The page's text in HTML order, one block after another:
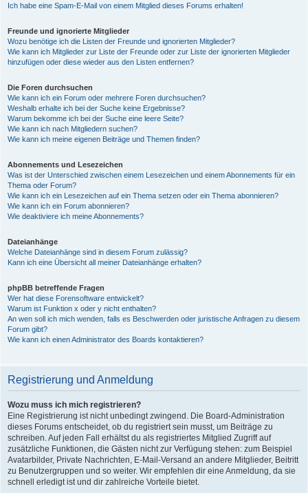
Ich habe eine Spam-E-Mail von einem Mitglied dieses Forums erhalten!
Freunde und ignorierte Mitglieder
Wozu benötige ich die Listen der Freunde und ignorierten Mitglieder?
Wie kann ich Mitglieder zur Liste der Freunde oder zur Liste der ignorierten Mitglieder
hinzufügen oder diese wieder aus den Listen entfernen?
Die Foren durchsuchen
Wie kann ich ein Forum oder mehrere Foren durchsuchen?
Weshalb erhalte ich bei der Suche keine Ergebnisse?
Warum bekomme ich bei der Suche eine leere Seite?
Wie kann ich nach Mitgliedern suchen?
Wie kann ich meine eigenen Beiträge und Themen finden?
Abonnements und Lesezeichen
Was ist der Unterschied zwischen einem Lesezeichen und einem Abonnements für ein
Thema oder Forum?
Wie kann ich ein Lesezeichen auf ein Thema setzen oder ein Thema abonnieren?
Wie kann ich ein Forum abonnieren?
Wie deaktiviere ich meine Abonnements?
Dateianhänge
Welche Dateianhänge sind in diesem Forum zulässig?
Kann ich eine Übersicht all meiner Dateianhänge erhalten?
phpBB betreffende Fragen
Wer hat diese Forensoftware entwickelt?
Warum ist Funktion x oder y nicht enthalten?
An wen soll ich mich wenden, falls es Beschwerden oder juristische Anfragen zu diesem
Forum gibt?
Wie kann ich einen Administrator des Boards kontaktieren?
Registrierung und Anmeldung
Wozu muss ich mich registrieren?
Eine Registrierung ist nicht unbedingt zwingend. Die Board-Administration
dieses Forums entscheidet, ob du registriert sein musst, um Beiträge zu
schreiben. Auf jeden Fall erhältst du als registriertes Mitglied Zugriff auf
zusätzliche Funktionen, die Gästen nicht zur Verfügung stehen: zum Beispiel
Avatarbilder, Private Nachrichten, E-Mail-Versand an andere Mitglieder, Beitritt
zu Benutzergruppen und so weiter. Wir empfehlen dir eine Anmeldung, da sie
schnell erledigt ist und dir zahlreiche Vorteile bietet.